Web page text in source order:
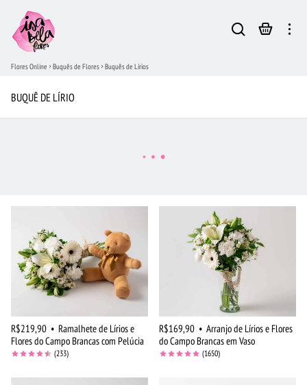
Flores Online Buquês de Flores Buquês de Lírios
BUQUÊ DE LÍRIO
R$219,90 • Ramalhete de Lírios e
Flores do Campo Brancas com Pelúcia
(233)
R$169,90 • Arranjo de Lírios e Flores
do Campo Brancas em Vaso
(1650)